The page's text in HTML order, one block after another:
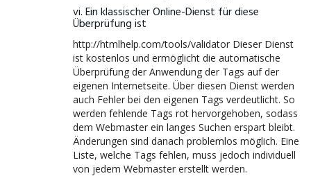
vi. Ein klassischer Online-Dienst für diese
Überprüfung ist
http://htmlhelp.com/tools/validator Dieser Dienst
ist kostenlos und ermöglicht die automatische
Überprüfung der Anwendung der Tags auf der
eigenen Internetseite. Über diesen Dienst werden
auch Fehler bei den eigenen Tags verdeutlicht. So
werden fehlende Tags rot hervorgehoben, sodass
dem Webmaster ein langes Suchen erspart bleibt.
Änderungen sind danach problemlos möglich. Eine
Liste, welche Tags fehlen, muss jedoch individuell
von jedem Webmaster erstellt werden.